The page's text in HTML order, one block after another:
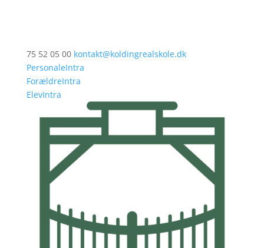
75 52 05 00 kontakt@koldingrealskole.dk
PersonaleIntra
ForældreIntra
ElevIntra